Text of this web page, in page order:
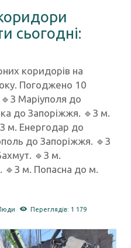
сьогодні:
коридорів на
Погоджено 10
Маріуполя до
до Запоріжжя. 🔹З м.
м. Енергодар до
до Запоріжжя. 🔹З
🔹З м.
🔹З м. Попасна до м.
Переглядів: 1 179